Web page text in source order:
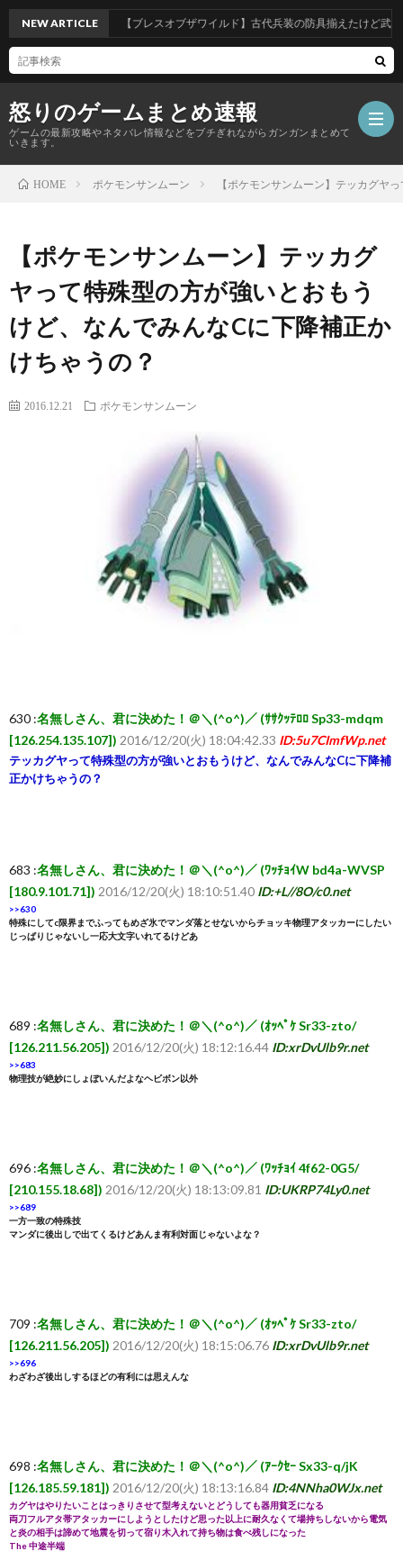
怒りのゲームまとめ速報
ゲームの最新攻略やネタバレ情報などをブチぎれながらガンガンまとめて
いきます。
RSS
NEW ARTICLE 【ブレスオブザワイルド】古代兵装の防具揃えたけど武器は
HOME ポケモンサンムーン 【ポケモンサンムーン】テッカグヤ
【ポケモンサンムーン】テッカグ
ヤって特殊型の方が強いとおもう
けど、なんでみんなCに下降補正か
けちゃうの？
2016.12.21 ポケモンサンムーン
630 :名無しさん、君に決めた！＠＼(^o^)／ (ｻｻｸｯﾃﾛﾛ Sp33-mdqm
[126.254.135.107]) 2016/12/20(火) 18:04:42.33 ID:5u7CImfWp.net
テッカグヤって特殊型の方が強いとおもうけど、なんでみんなCに下降補
正かけちゃうの？
683 :名無しさん、君に決めた！＠＼(^o^)／ (ﾜｯﾁｮｲW bd4a-WVSP
[180.9.101.71]) 2016/12/20(火) 18:10:51.40 ID:+L//8O/c0.net
>>630
特殊にしてc限界までふってもめざ氷でマンダ落とせないからチョッキ物理アタッカーにしたい
じっぱりじゃないし一応大文字いれてるけどあ
689 :名無しさん、君に決めた！＠＼(^o^)／ (ｵｯﾍﾟｹ Sr33-zto/
[126.211.56.205]) 2016/12/20(火) 18:12:16.44 ID:xrDvUlb9r.net
>>683
物理技が絶妙にしょぼいんだよなヘビボン以外
696 :名無しさん、君に決めた！＠＼(^o^)／ (ﾜｯﾁｮｲ 4f62-0G5/
[210.155.18.68]) 2016/12/20(火) 18:13:09.81 ID:UKRP74Ly0.net
>>689
一方一致の特殊技
マンダに後出しで出てくるけどあんま有利対面じゃないよな？
709 :名無しさん、君に決めた！＠＼(^o^)／ (ｵｯﾍﾟｹ Sr33-zto/
[126.211.56.205]) 2016/12/20(火) 18:15:06.76 ID:xrDvUlb9r.net
>>696
わざわざ後出しするほどの有利には思えんな
698 :名無しさん、君に決めた！＠＼(^o^)／ (ｱｰｸｾｰ Sx33-q/jK
[126.185.59.181]) 2016/12/20(火) 18:13:16.84 ID:4NNha0WJx.net
カグヤはやりたいことはっきりさせて型考えないとどうしても器用貧乏になる
両刀フルアタ帯アタッカーにしようとしたけど思った以上に耐久なくて場持ちしないから電気
と炎の相手は諦めて地震を切って宿り木入れて持ち物は食べ残しになった
The 中途半端